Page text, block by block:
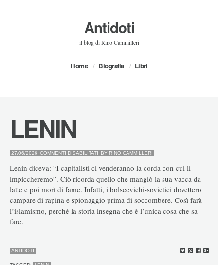
Antidoti
il blog di Rino Cammilleri
Home Biografia Libri
LENIN
27/06/2026 COMMENTI DISABILITATI SU
BY RINO.CAMMILLERI
Lenin diceva: “I capitalisti ci venderanno la corda con cui li
impiccheremo”. Ciò ricorda quello che mangiò la sua vacca da
latte e poi morì di fame. Infatti, i bolscevichi-sovietici dovettero
campare di rapina e spionaggio prima di soccombere. Così farà
l’islamismo, perché la storia insegna che è l’unica cosa che sa
fare.
ANTIDOTI